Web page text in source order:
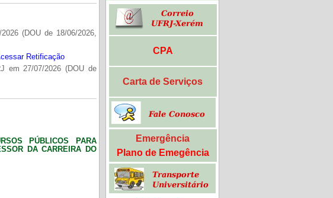
(DOU de 18/06/2026,
Retificação
em 27/07/2026 (DOU de
PÚBLICOS PARA
DA CARREIRA DO
CPA
Carta de Serviços
Emergência
Plano de Emegência